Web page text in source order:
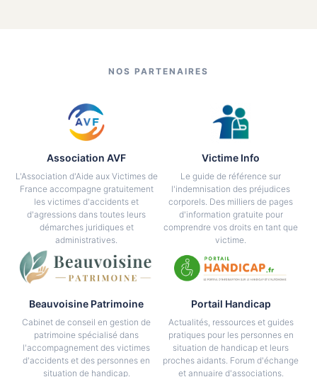
NOS PARTENAIRES
Association AVF
L'Association d'Aide aux Victimes de
France accompagne gratuitement
les victimes d'accidents et
d'agressions dans toutes leurs
démarches juridiques et
administratives.
Victime Info
Le guide de référence sur
l'indemnisation des préjudices
corporels. Des milliers de pages
d'information gratuite pour
comprendre vos droits en tant que
victime.
Beauvoisine Patrimoine
Cabinet de conseil en gestion de
patrimoine spécialisé dans
l'accompagnement des victimes
d'accidents et des personnes en
situation de handicap.
Portail Handicap
Actualités, ressources et guides
pratiques pour les personnes en
situation de handicap et leurs
proches aidants. Forum d'échange
et annuaire d'associations.